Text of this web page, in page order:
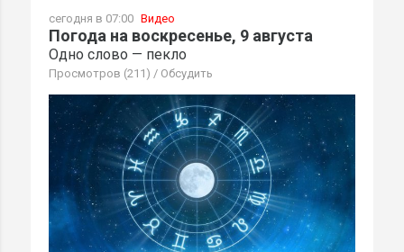
сегодня в 07:00 Видео
Погода на воскресенье, 9 августа
Одно слово — пекло
Просмотров (211) / Обсудить